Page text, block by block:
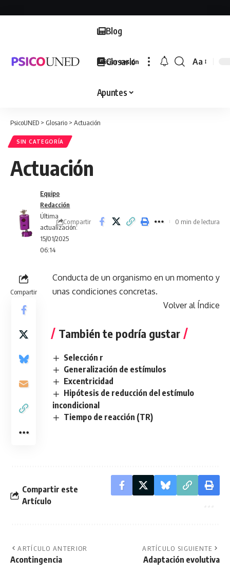
Blog
Glosario
Apuntes
Iniciar sesión
Font
Aa
PsicoUNED > Glosario > Actuación
SIN CATEGORÍA
Actuación
Última
actualización:
15/01/2025
06:14
Equipo
Redacción
Compartir 0 min de lectura
Compartir
Conducta de un organismo en un momento y
unas condiciones concretas.
Volver al Índice
También te podría gustar
Selección r
Generalización de estímulos
Excentricidad
Hipótesis de reducción del estímulo
incondicional
Tiempo de reacción (TR)
Compartir este
Artículo
ARTÍCULO ANTERIOR
Acontingencia
ARTÍCULO SIGUIENTE
Adaptación evolutiva